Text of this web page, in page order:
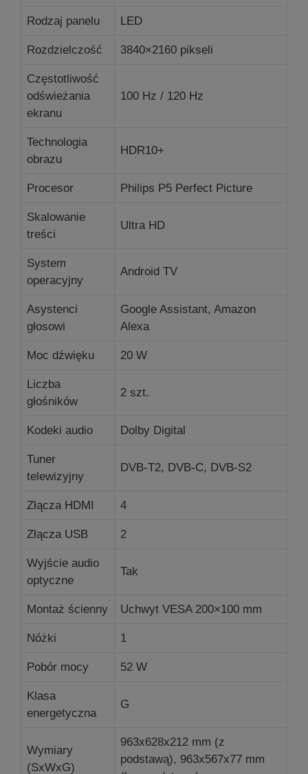
Rodzaj panelu LED
Rozdzielczość 3840×2160 pikseli
Częstotliwość
odświeżania
ekranu
100 Hz / 120 Hz
Technologia
obrazu
HDR10+
Procesor Philips P5 Perfect Picture
Skalowanie
treści
Ultra HD
System
operacyjny
Android TV
Asystenci
głosowi
Google Assistant, Amazon
Alexa
Moc dźwięku 20 W
Liczba
głośników
2 szt.
Kodeki audio Dolby Digital
Tuner
telewizyjny
DVB-T2, DVB-C, DVB-S2
Złącza HDMI 4
Złącza USB 2
Wyjście audio
optyczne
Tak
Montaż ścienny Uchwyt VESA 200×100 mm
Nóżki 1
Pobór mocy 52 W
Klasa
energetyczna
G
Wymiary
(SxWxG)
963x628x212 mm (z
podstawą), 963x567x77 mm